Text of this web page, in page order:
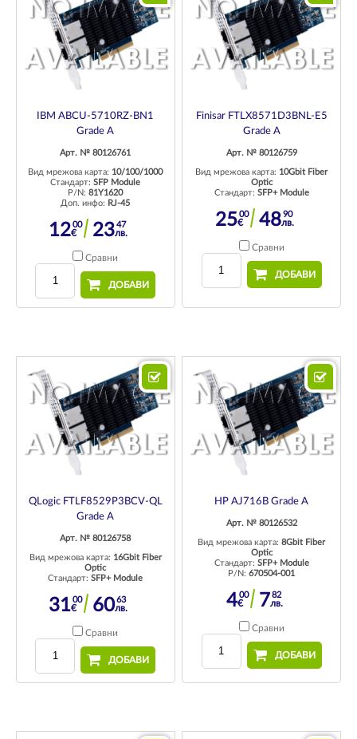
IBM ABCU-5710RZ-BN1
Grade A
Арт. № 80126761
Вид мрежова карта: 10/100/1000
Стандарт:SFP Module
P/N:81Y1620
Доп. инфо: RJ-45
1200
€ 2347
лв.
Сравни
ДОБАВИ
Finisar FTLX8571D3BNL-E5
Grade A
Арт. № 80126759
Вид мрежова карта: 10Gbit Fiber
Optic
Стандарт: SFP+ Module
2500
€ 4890
лв.
Сравни
ДОБАВИ
QLogic FTLF8529P3BCV-QL
Grade A
Арт. № 80126758
Вид мрежова карта: 16Gbit Fiber
Optic
Стандарт:SFP+ Module
3100
€ 6063
лв.
Сравни
ДОБАВИ
HP AJ716B Grade A
Арт. № 80126532
Вид мрежова карта:8Gbit Fiber
Optic
Стандарт: SFP+ Module
P/N:670504-001
400
€ 782
лв.
Сравни
ДОБАВИ